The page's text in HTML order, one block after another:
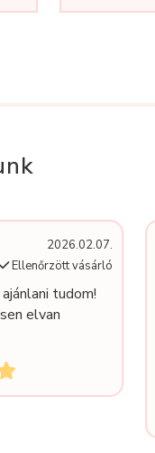
2026.02.07.
Ellenőrzött vásárló
tudom!
elvan